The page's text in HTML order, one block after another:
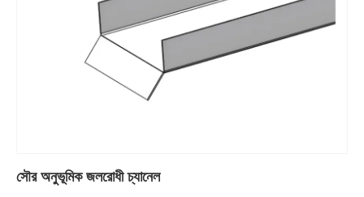
স্থির করে রাখে - আপনার প্রকল্পের আকারের উপর ভিত্তি করে এবং আপনি কোথায়
এটি ইনস্টল করছেন তার উপর ভিত্তি করে চয়ন করুন।
সৌর অনুভূমিক জলরোধী চ্যানেল